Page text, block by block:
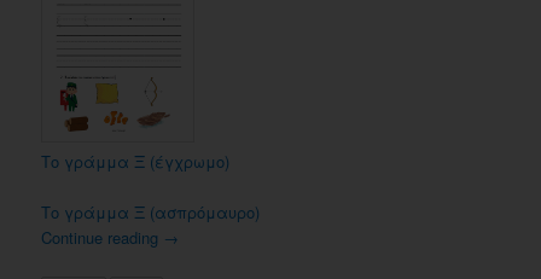
Το γράμμα Ξ (έγχρωμο)
Το γράμμα Ξ (ασπρόμαυρο)
Continue reading →